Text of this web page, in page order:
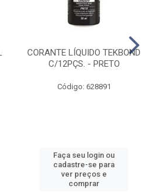
CORANTE LÍQUIDO TEKBOND
C/12PÇS. - PRETO
Código: 628891
Faça seu login ou
cadastre-se para
ver preços e
comprar